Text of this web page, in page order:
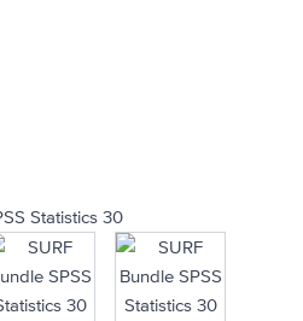
View larger imageView larger image